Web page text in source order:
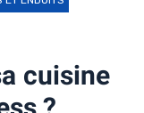
cuisine